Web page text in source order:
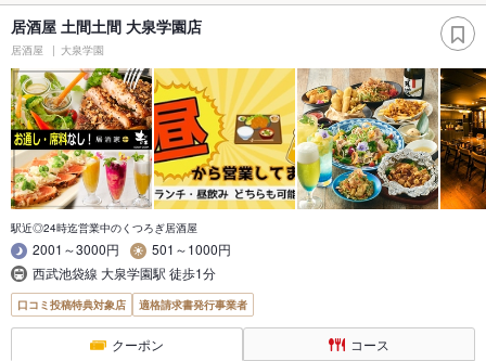
居酒屋 土間土間 大泉学園店
居酒屋 大泉学園
駅近◎24時迄営業中のくつろぎ居酒屋
2001～3000円
501～1000円
西武池袋線 大泉学園駅 徒歩1分
口コミ投稿特典対象店 適格請求書発行事業者
クーポン コース